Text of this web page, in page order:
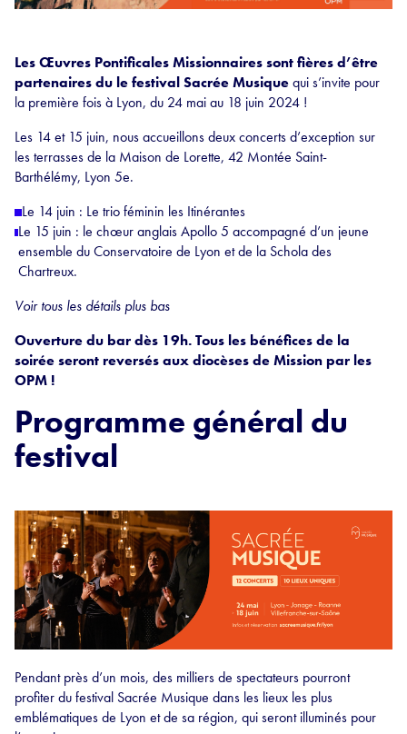
Les Œuvres Pontificales Missionnaires sont fières d’être
partenaires du le festival Sacrée Musiquequi s’invite pour
la première fois à Lyon, du 24 mai au 18 juin 2024 !
Les 14 et 15 juin, nous accueillons deux concerts d’exception sur
les terrasses de la Maison de Lorette, 42 Montée Saint-
Barthélémy, Lyon 5e.
Le 14 juin : Le trio féminin les Itinérantes
Le 15 juin : le chœur anglais Apollo 5 accompagné d’un jeune
ensemble du Conservatoire de Lyon et de la Schola des
Chartreux.
Voir tous les détails plus bas
Ouverture du bar dès 19h. Tous les bénéfices de la
soirée seront reversés aux diocèses de Mission par les
OPM !
Programme général du
festival
Pendant près d’un mois, des milliers de spectateurs pourront
profiter du festival Sacrée Musique dans les lieux les plus
emblématiques de Lyon et de sa région, qui seront illuminés pour